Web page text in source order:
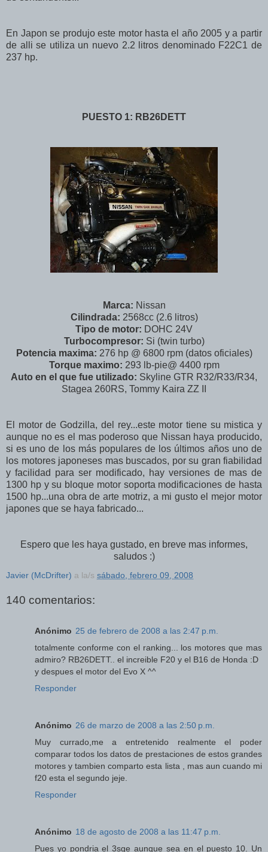
En Japon se produjo este motor hasta el año 2005 y a partir
de alli se utiliza un nuevo 2.2 litros denominado F22C1 de
237 hp.
PUESTO 1: RB26DETT
Marca: Nissan
Cilindrada: 2568cc (2.6 litros)
Tipo de motor: DOHC 24V
Turbocompresor: Si (twin turbo)
Potencia maxima: 276 hp @ 6800 rpm (datos oficiales)
Torque maximo: 293 lb-pie@ 4400 rpm
Auto en el que fue utilizado: Skyline GTR R32/R33/R34,
Stagea 260RS, Tommy Kaira ZZ II
El motor de Godzilla, del rey...este motor tiene su mistica y
aunque no es el mas poderoso que Nissan haya producido,
si es uno de los más populares de los últimos años uno de
los motores japoneses mas buscados, por su gran fiabilidad
y facilidad para ser modificado, hay versiones de mas de
1300 hp y su bloque motor soporta modificaciones de hasta
1500 hp...una obra de arte motriz, a mi gusto el mejor motor
japones que se haya fabricado...
Espero que les haya gustado, en breve mas informes,
saludos :)
Javier (McDrifter) a la/s sábado, febrero 09, 2008
140 comentarios:
Anónimo 25 de febrero de 2008 a las 2:47 p.m.
totalmente conforme con el ranking... los motores que mas
admiro? RB26DETT.. el increible F20 y el B16 de Honda :D
y despues el motor del Evo X ^^
Responder
Anónimo 26 de marzo de 2008 a las 2:50 p.m.
Muy currado,me a entretenido realmente el poder
comparar todos los datos de prestaciones de estos grandes
motores y tambien comparto esta lista , mas aun cuando mi
f20 esta el segundo jeje.
Responder
Anónimo 18 de agosto de 2008 a las 11:47 p.m.
Pues yo pondria el 3sge aunque sea en el puesto 10. Un